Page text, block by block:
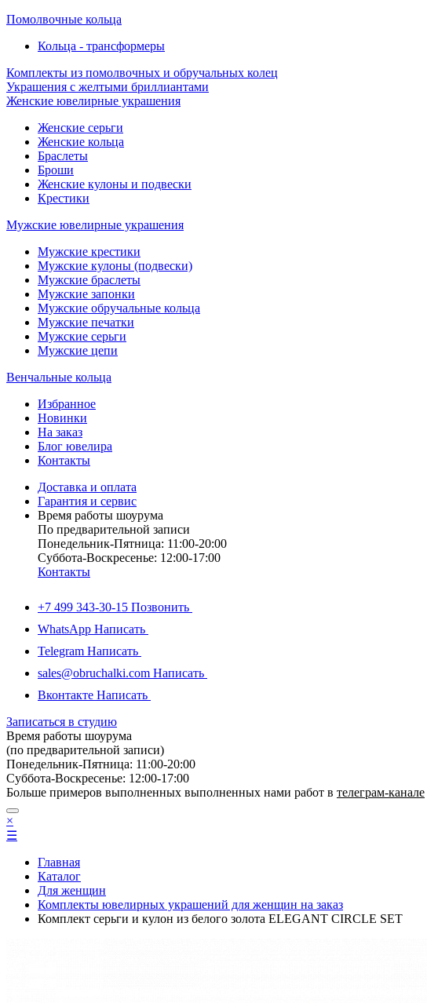
Помолвочные кольца
Кольца - трансформеры
Комплекты из помолвочных и обручальных колец
Украшения с желтыми бриллиантами
Женские ювелирные украшения
Женские серьги
Женские кольца
Браслеты
Броши
Женские кулоны и подвески
Крестики
Мужские ювелирные украшения
Мужские крестики
Мужские кулоны (подвески)
Мужские браслеты
Мужские запонки
Мужские обручальные кольца
Мужские печатки
Мужские серьги
Мужские цепи
Венчальные кольца
Избранное
Новинки
На заказ
Блог ювелира
Контакты
Доставка и оплата
Гарантия и сервис
Время работы шоурума
По предварительной записи
Понедельник-Пятница: 11:00-20:00
Суббота-Bоcкресенье: 12:00-17:00
Контакты
+7 499 343-30-15 Позвонить
WhatsApp Написать
Telegram Написать
sales@obruchalki.com Написать
Вконтакте Написать
Записаться в студию
Время работы шоурума
(по предварительной записи)
Понедельник-Пятница: 11:00-20:00
Суббота-Bоcкресенье: 12:00-17:00
Больше примеров выполненных выполненных нами работ в телеграм-канале
×
☰
Главная
Каталог
Для женщин
Комплекты ювелирных украшений для женщин на заказ
Комплект серьги и кулон из белого золота ELEGANT CIRCLE SET